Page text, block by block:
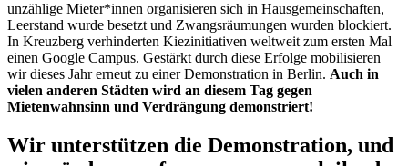
unzählige Mieter*innen organisieren sich in Hausgemeinschaften,
Leerstand wurde besetzt und Zwangsräumungen wurden blockiert.
In Kreuzberg verhinderten Kiezinitiativen weltweit zum ersten Mal
einen Google Campus. Gestärkt durch diese Erfolge mobilisieren
wir dieses Jahr erneut zu einer Demonstration in Berlin. Auch in
vielen anderen Städten wird an diesem Tag gegen
Mietenwahnsinn und Verdrängung demonstriert!
Wir unterstützen die Demonstration, und